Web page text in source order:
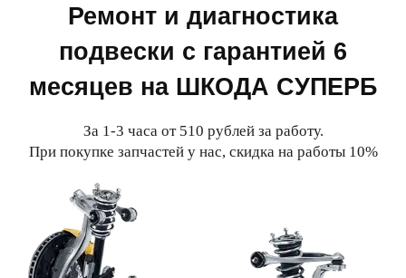
Ремонт и диагностика
подвески с гарантией 6
месяцев на ШКОДА СУПЕРБ
За 1-3 часа от 510 рублей за работу.
При покупке запчастей у нас, скидка на работы 10%